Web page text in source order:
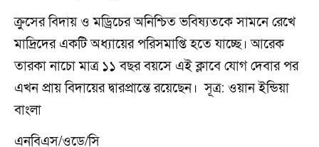
ক্রুসের বিদায় ও মড্রিচের অনিশ্চিত ভবিষ্যতকে সামনে রেখে
মাদ্রিদের একটি অধ্যায়ের পরিসমাপ্তি হতে যাচ্ছে। আরেক
তারকা নাচো মাত্র ১১ বছর বয়সে এই ক্লাবে যোগ দেবার পর
এখন প্রায় বিদায়ের দ্বারপ্রান্তে রয়েছেন। সূত্র: ওয়ান ইন্ডিয়া
বাংলা
এনবিএস/ওডে/সি